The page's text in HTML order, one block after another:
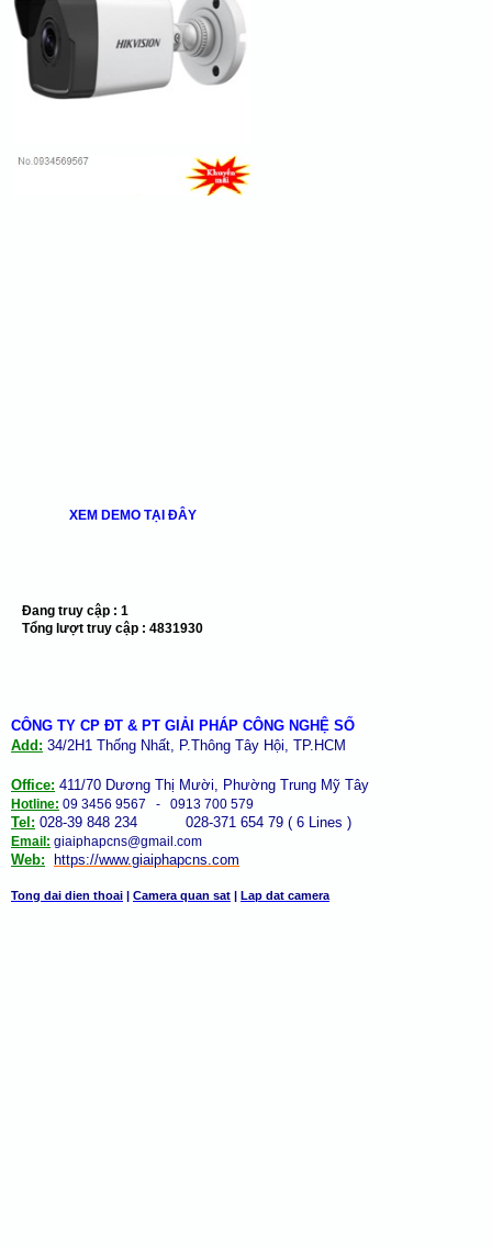
XEM DEMO TẠI ĐÂY
Đang truy cập : 1
Tổng lượt truy cập : 4831930
CÔNG TY CP ĐT & PT GIẢI PHÁP CÔNG NGHỆ SỐ
Add: 34/2H1 Thống Nhất, P.Thông Tây Hội, TP.HCM
Office: 411/70 Dương Thị Mười, Phường Trung Mỹ Tây
Hotline: 09 3456 9567 - 0913 700 579
Tel: 028-39 848 234 028-371 654 79 ( 6 Lines )
Email: giaiphapcns@gmail.com
Web: https://www.giaiphapcns.com
Tong dai dien thoai | Camera quan sat | Lap dat camera